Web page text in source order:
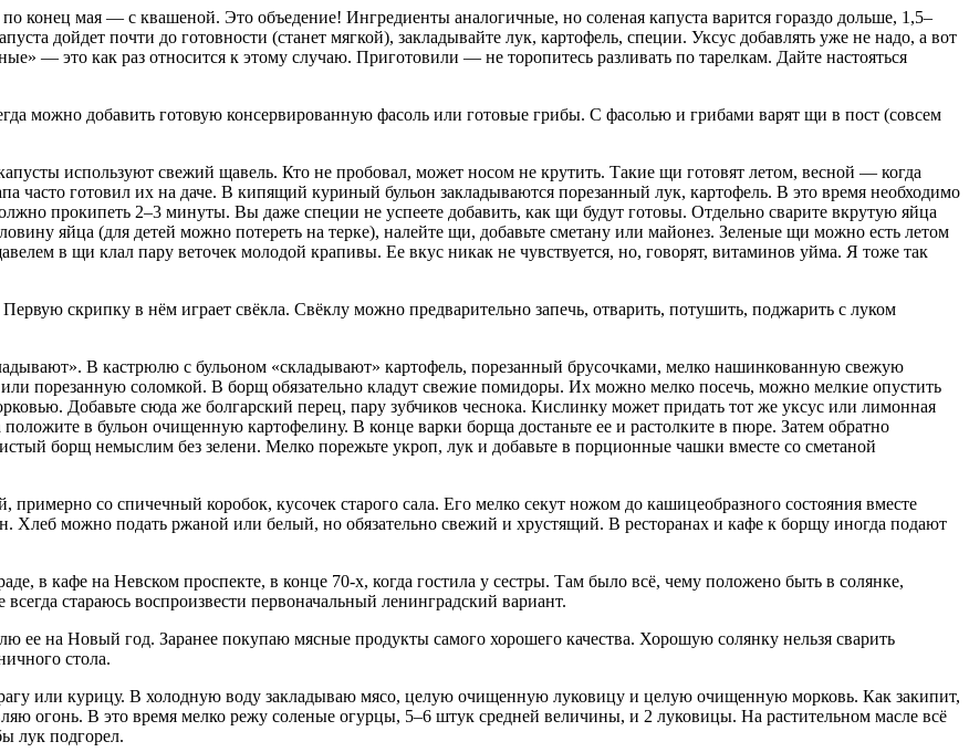
конец мая — с квашеной. Это объедение! Ингредиенты аналогичные, но соленая капуста варится гораздо дольше, 1,5–
дойдет почти до готовности (станет мягкой), закладывайте лук, картофель, специи. Уксус добавлять уже не надо, а вот
— это как раз относится к этому случаю. Приготовили — не торопитесь разливать по тарелкам. Дайте настояться
можно добавить готовую консервированную фасоль или готовые грибы. С фасолью и грибами варят щи в пост (совсем
используют свежий щавель. Кто не пробовал, может носом не крутить. Такие щи готовят летом, весной — когда
часто готовил их на даче. В кипящий куриный бульон закладываются порезанный лук, картофель. В это время необходимо
прокипеть 2–3 минуты. Вы даже специи не успеете добавить, как щи будут готовы. Отдельно сварите вкрутую яйца
яйца (для детей можно потереть на терке), налейте щи, добавьте сметану или майонез. Зеленые щи можно есть летом
в щи клал пару веточек молодой крапивы. Ее вкус никак не чувствуется, но, говорят, витаминов уйма. Я тоже так
скрипку в нём играет свёкла. Свёклу можно предварительно запечь, отварить, потушить, поджарить с луком
В кастрюлю с бульоном «складывают» картофель, порезанный брусочками, мелко нашинкованную свежую
порезанную соломкой. В борщ обязательно кладут свежие помидоры. Их можно мелко посечь, можно мелкие опустить
Добавьте сюда же болгарский перец, пару зубчиков чеснока. Кислинку может придать тот же уксус или лимонная
в бульон очищенную картофелину. В конце варки борща достаньте ее и растолките в пюре. Затем обратно
борщ немыслим без зелени. Мелко порежьте укроп, лук и добавьте в порционные чашки вместе со сметаной
примерно со спичечный коробок, кусочек старого сала. Его мелко секут ножом до кашицеобразного состояния вместе
Хлеб можно подать ржаной или белый, но обязательно свежий и хрустящий. В ресторанах и кафе к борщу иногда подают
в кафе на Невском проспекте, в конце 70-х, когда гостила у сестры. Там было всё, чему положено быть в солянке,
стараюсь воспроизвести первоначальный ленинградский вариант.
ее на Новый год. Заранее покупаю мясные продукты самого хорошего качества. Хорошую солянку нельзя сварить
стола.
или курицу. В холодную воду закладываю мясо, целую очищенную луковицу и целую очищенную морковь. Как закипит,
огонь. В это время мелко режу соленые огурцы, 5–6 штук средней величины, и 2 луковицы. На растительном масле всё
лук подгорел.